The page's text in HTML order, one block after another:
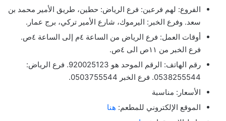
الفروع: لهم فرعين: فرع الرياض: حطين، طريق الأمير محمد بن
سعد. وفرع الخبر: اليرموك، شارع الأمير تركي، برج عمار.
أوقات العمل: فرع الرياض من الساعة ٤م إلى الساعة ٤ص.
فرع الخبر من ١١ص الى ٤ص.
رقم الهاتف: الرقم الموحد هو 920025123. فرع الرياض:
0538255544. فرع الخبر 0503755544.
الأسعار: مناسبة
الموقع الإلكتروني للمطعم: هنا